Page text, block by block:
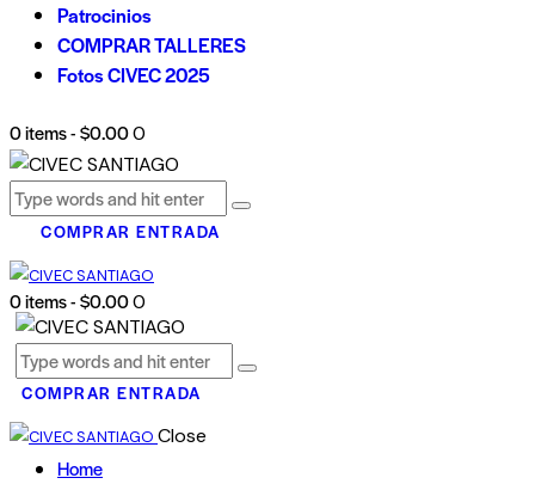
Patrocinios
COMPRAR TALLERES
Fotos CIVEC 2025
0 items-$0.000
COMPRAR ENTRADA
0 items-$0.000
COMPRAR ENTRADA
Close
Home